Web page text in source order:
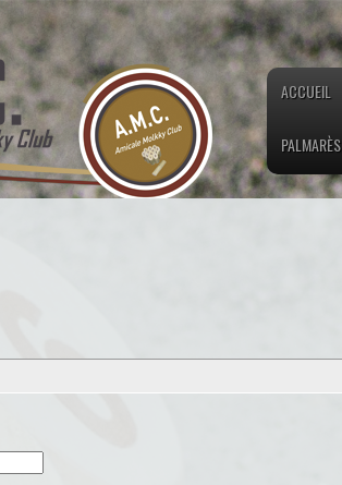
ACCUEIL
PALMARÈS